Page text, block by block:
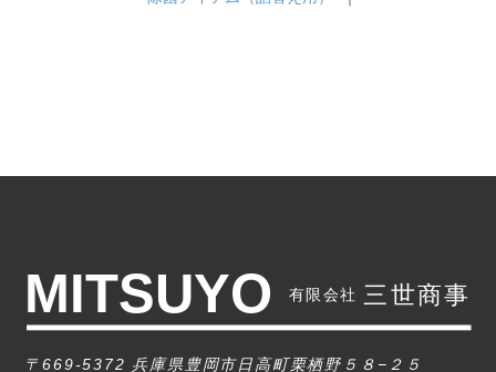
〒669-5372 兵庫県豊岡市日高町栗栖野５８−２５